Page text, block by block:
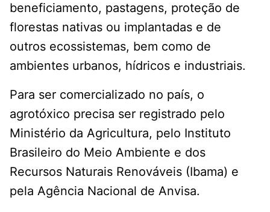
beneficiamento, pastagens, proteção de
florestas nativas ou implantadas e de
outros ecossistemas, bem como de
ambientes urbanos, hídricos e industriais.
Para ser comercializado no país, o
agrotóxico precisa ser registrado pelo
Ministério da Agricultura, pelo Instituto
Brasileiro do Meio Ambiente e dos
Recursos Naturais Renováveis (Ibama) e
pela Agência Nacional de Anvisa.